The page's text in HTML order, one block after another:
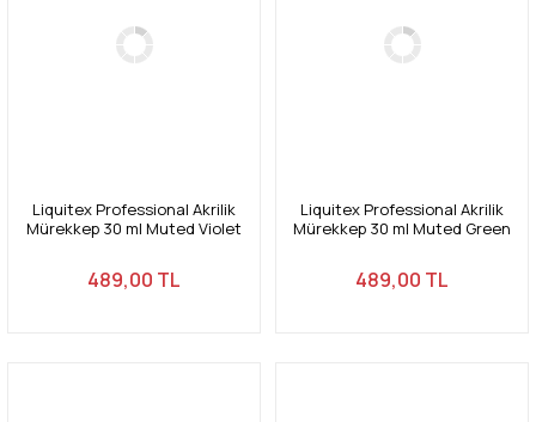
Liquitex Professional Akrilik
Mürekkep 30 ml Muted Violet
489,00 TL
Liquitex Professional Akrilik
Mürekkep 30 ml Muted Green
489,00 TL